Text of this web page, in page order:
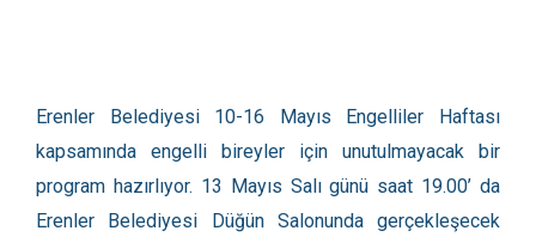
Erenler Belediyesi 10-16 Mayıs Engelliler Haftası
kapsamında engelli bireyler için unutulmayacak bir
program hazırlıyor. 13 Mayıs Salı günü saat 19.00’ da
Erenler Belediyesi Düğün Salonunda gerçekleşecek